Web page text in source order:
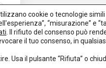
cookie o tecnologie
“misurazione” e
. Il rifiuto del consenso può
il tuo consenso, in
Usa il pulsante “Rifiuta” o